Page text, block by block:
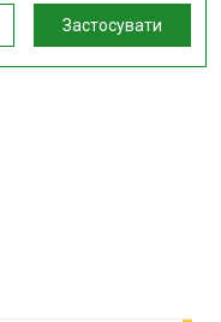
Застосувати